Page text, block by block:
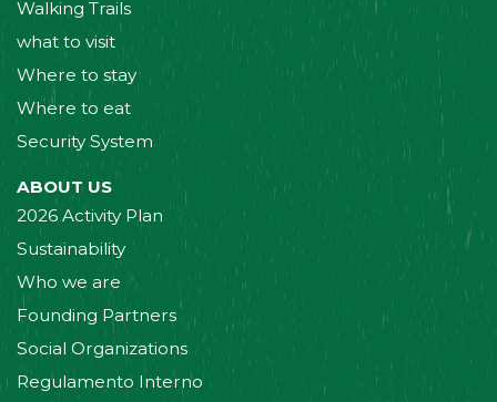
Walking Trails
what to visit
Where to stay
Where to eat
Security System
ABOUT US
2026 Activity Plan
Sustainability
Who we are
Founding Partners
Social Organizations
Regulamento Interno